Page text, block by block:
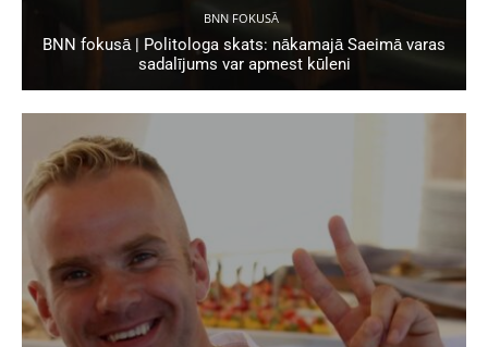
BNN FOKUSĀ
BNN fokusā | Politologa skats: nākamajā Saeimā varas
sadalījums var apmest kūleni